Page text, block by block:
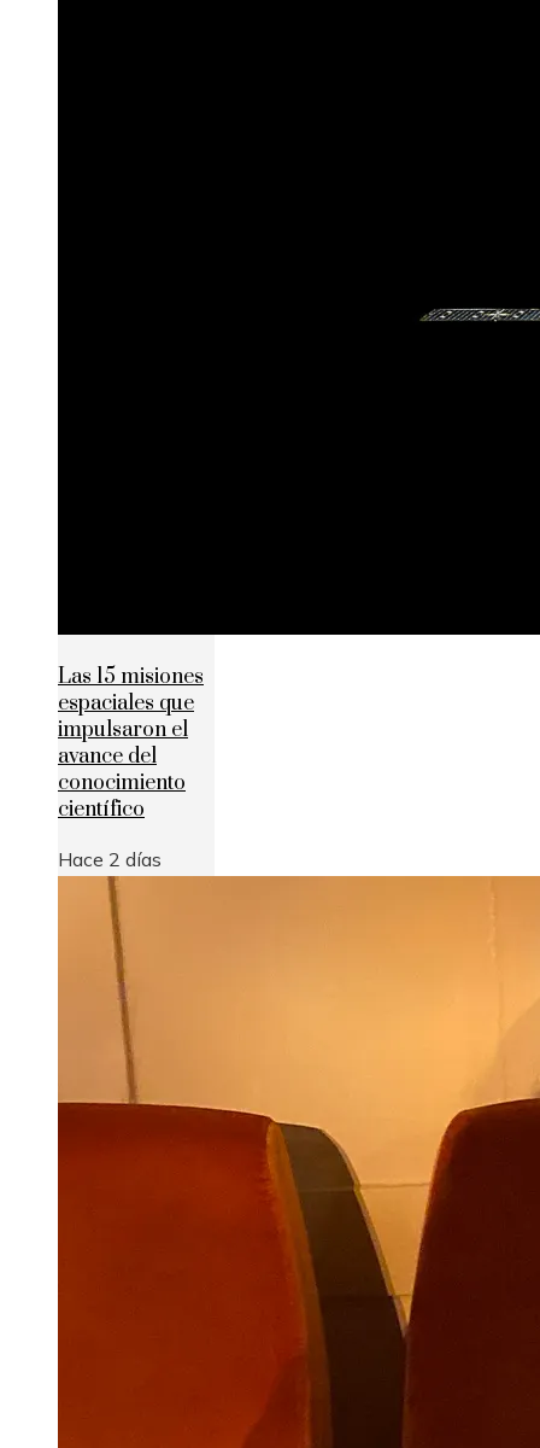
Las 15 misiones
espaciales que
impulsaron el
avance del
conocimiento
científico
Hace 2 días